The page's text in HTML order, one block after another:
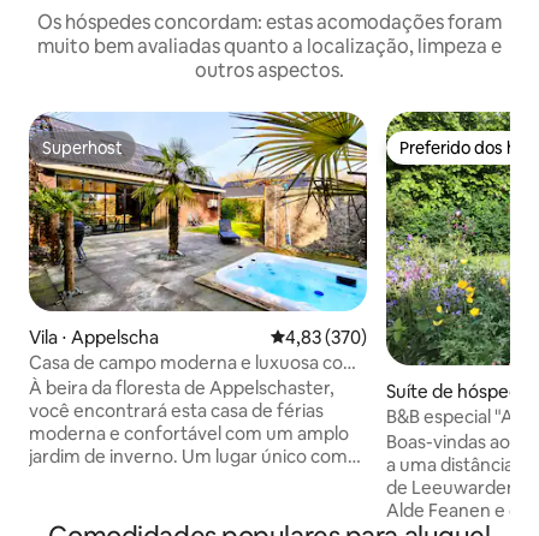
Os hóspedes concordam: estas acomodações foram
muito bem avaliadas quanto a localização, limpeza e
outros aspectos.
Superhost
Superhost
Vila ⋅ Appelscha 4,83 de uma avaliação média de
4,83 (370)
Casa de campo moderna e luxuosa com
jardim de inverno, bar e jacuzzi
À beira da floresta de Appelschaster,
você encontrará esta casa de férias
moderna e confortável com um amplo
jardim de inverno. Um lugar único com
com lava-louça, cafeteira e microondas
Preferido dos
Preferido dos
Suíte de
B&B especial "A
Boas-vindas ao
a uma distância
de Leeuwarden,
Alde Feanen e da